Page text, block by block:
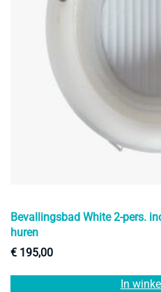
Bevallingsbad White 2-pers.
huren
€ 195,00
In